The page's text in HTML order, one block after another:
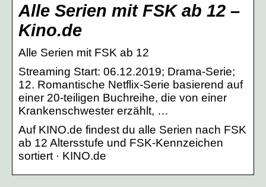
Alle Serien mit FSK ab 12 –
Kino.de
Alle Serien mit FSK ab 12
Streaming Start: 06.12.2019; Drama-Serie;
12. Romantische Netflix-Serie basierend auf
einer 20-teiligen Buchreihe, die von einer
Krankenschwester erzählt, …
Auf KINO.de findest du alle Serien nach FSK
ab 12 Altersstufe und FSK-Kennzeichen
sortiert · KINO.de